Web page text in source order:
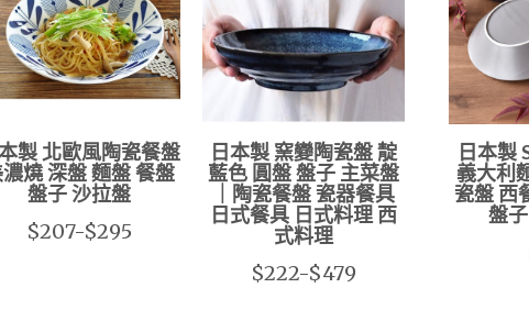
製 北歐風陶瓷餐盤
燒 深盤 麵盤 餐盤
盤子 沙拉盤
$207-$295
日本製 窯變陶瓷盤 靛
藍色 圓盤 盤子 主菜盤
｜陶瓷餐盤 瓷器餐具
日式餐具 日式料理 西
式料理
$222-$479
日本製
義大利
瓷盤 西
盤